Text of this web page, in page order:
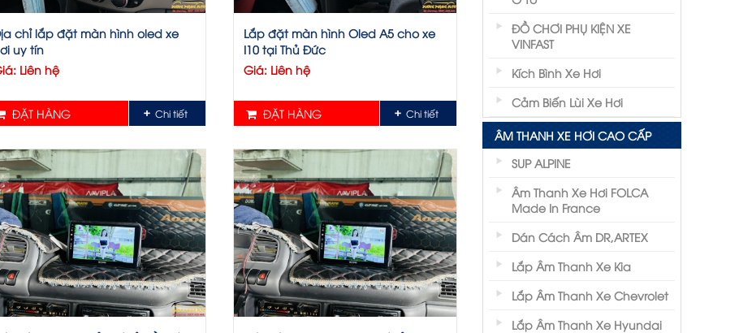
chỉ lắp đặt màn hình oled xe
uy tín
Liên hệ
ĐẶT HÀNG Chi tiết
Lắp đặt màn hình Oled A5 cho xe
I10 tại Thủ Đức
Giá: Liên hệ
ĐẶT HÀNG Chi tiết
ĐỒ CHƠI PHỤ KIỆN XE
VINFAST
Kích Bình Xe Hơi
Cảm Biến Lùi Xe Hơi
ÂM THANH XE HƠI CAO CẤP
SUP ALPINE
Âm Thanh Xe Hơi FOLCA
Made In France
Dán Cách Âm DR,ARTEX
Lắp Âm Thanh Xe Kia
Lắp Âm Thanh Xe Chevrolet
Lắp Âm Thanh Xe Hyundai